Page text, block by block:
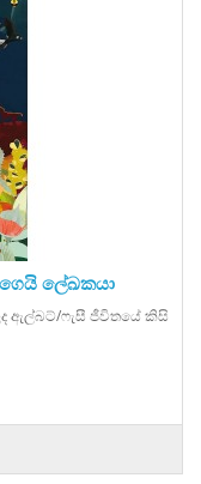
ලේඛකයා
ඇල්බට්/ෆැසී ජීවිතයේ කිසි